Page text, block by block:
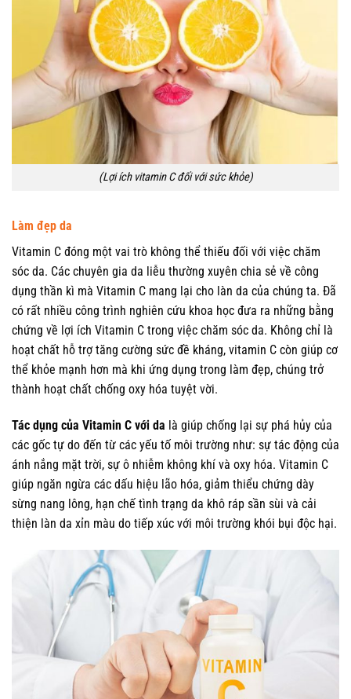
(Lợi ích vitamin C đối với sức khỏe)
Làm đẹp da
Vitamin C đóng một vai trò không thể thiếu đối với việc chăm
sóc da. Các chuyên gia da liễu thường xuyên chia sẻ về công
dụng thần kì mà Vitamin C mang lại cho làn da của chúng ta. Đã
có rất nhiều công trình nghiên cứu khoa học đưa ra những bằng
chứng về lợi ích Vitamin C trong việc chăm sóc da. Không chỉ là
hoạt chất hỗ trợ tăng cường sức đề kháng, vitamin C còn giúp cơ
thể khỏe mạnh hơn mà khi ứng dụng trong làm đẹp, chúng trở
thành hoạt chất chống oxy hóa tuyệt vời.
Tác dụng của Vitamin C với da là giúp chống lại sự phá hủy của
các gốc tự do đến từ các yếu tố môi trường như: sự tác động của
ánh nắng mặt trời, sự ô nhiễm không khí và oxy hóa. Vitamin C
giúp ngăn ngừa các dấu hiệu lão hóa, giảm thiểu chứng dày
sừng nang lông, hạn chế tình trạng da khô ráp sần sùi và cải
thiện làn da xỉn màu do tiếp xúc với môi trường khói bụi độc hại.